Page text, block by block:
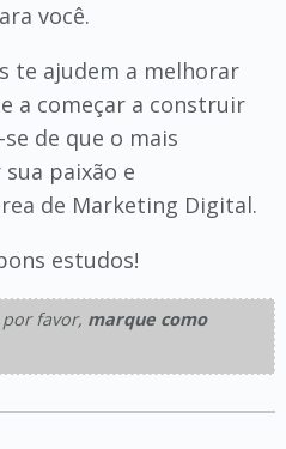
você.
te ajudem a melhorar
a começar a construir
de que o mais
paixão e
de Marketing Digital.
estudos!
favor, marque como